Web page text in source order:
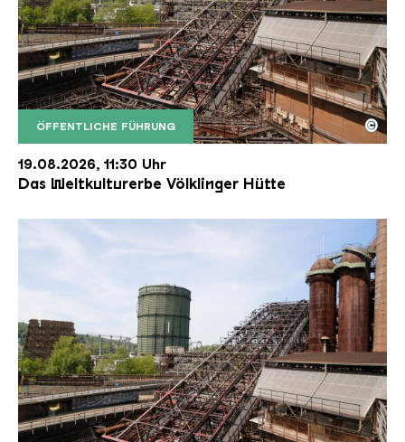
ÖFFENTLICHE FÜHRUNG
Der Erzschrägaufzug der Völklinger Hütte mit
Copyright: Weltkulturerbe Völklinger Hütte | Karl
©
19.08.2026, 11:30 Uhr
Das Weltkulturerbe Völklinger Hütte